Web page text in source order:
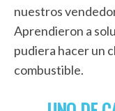
nuestros
Aprendieron a
pudiera hacer un
combustible.